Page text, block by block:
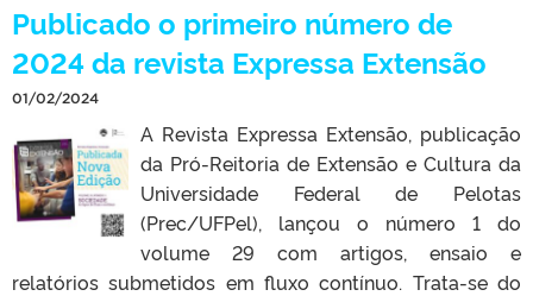
Publicado o primeiro número de
2024 da revista Expressa Extensão
01/02/2024
A Revista Expressa Extensão, publicação
da Pró-Reitoria de Extensão e Cultura da
Universidade Federal de Pelotas
(Prec/UFPel), lançou o número 1 do
volume 29 com artigos, ensaio e
relatórios submetidos em fluxo contínuo. Trata-se do